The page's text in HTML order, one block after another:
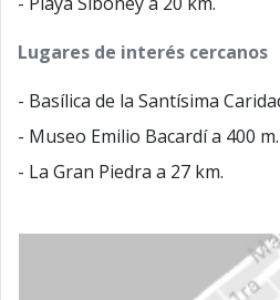
Lugares de interés cercanos
- Basílica de la Santísima
- Museo Emilio Bacardí a 400 m.
- La Gran Piedra a 27 km.